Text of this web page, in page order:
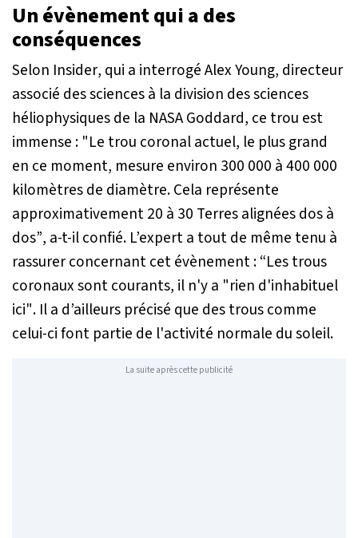
Un évènement qui a des
conséquences
Selon Insider, qui a interrogé Alex Young, directeur
associé des sciences à la division des sciences
héliophysiques de la NASA Goddard, ce trou est
immense : "Le trou coronal actuel, le plus grand
en ce moment, mesure environ 300 000 à 400 000
kilomètres de diamètre. Cela représente
approximativement 20 à 30 Terres alignées dos à
dos”, a-t-il confié. L’expert a tout de même tenu à
rassurer concernant cet évènement :“Les trous
coronaux sont courants, il n'y a "rien d'inhabituel
ici". Il a d’ailleurs précisé que des trous comme
celui-ci font partie de l'activité normale du soleil.
La suite après cette publicité